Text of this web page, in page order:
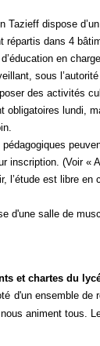
Tazieff dispose
répartis dans 4
en
sous
des activités
obligatoires lundi,
inscription. (Voir «
l’étude est libre
d'une salle de
et chartes du
d'un ensemble de
animent tous.